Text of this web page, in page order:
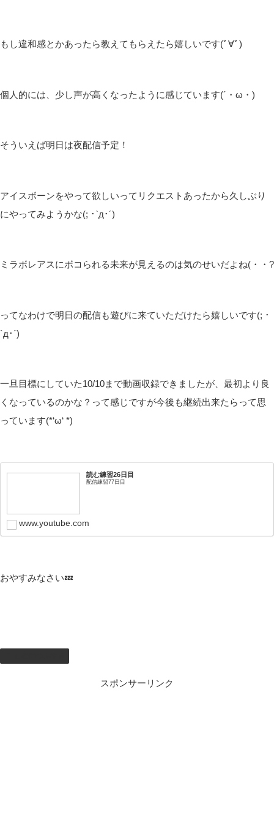
もし違和感とかあったら教えてもらえたら嬉しいです(ﾟ∀ﾟ)
個人的には、少し声が高くなったように感じています(´・ω・)
そういえば明日は夜配信予定！
アイスボーンをやって欲しいってリクエストあったから久しぶり
にやってみようかな(; ･`д･´)
ミラボレアスにボコられる未来が見えるのは気のせいだよね(・・?
ってなわけで明日の配信も遊びに来ていただけたら嬉しいです(; ･
`д･´)
一旦目標にしていた10/10まで動画収録できましたが、最初より良
くなっているのかな？って感じですが今後も継続出来たらって思
っています(*‘ω‘ *)
読む練習26日目
配信練習77日目
www.youtube.com
おやすみなさい💤
スポンサーリンク